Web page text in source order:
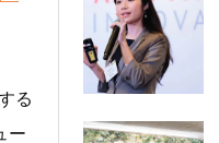
る
ー